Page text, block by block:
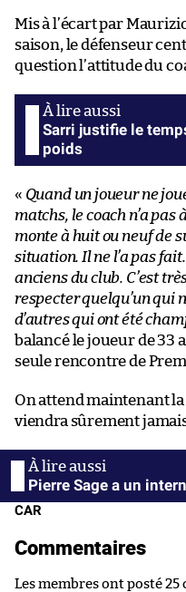
Mis à l’écart par
saison, le défenseur
question l’attitude du
Sarri justifie le
poids
« Quand un joueur ne
matchs, le coach n’a
monte à huit ou neuf de
situation. Il ne l’a pas
anciens du club. C’est
respecter quelqu’un qui
d’autres qui ont été
balancé le joueur de 33
seule rencontre de
On attend maintenant
viendra sûrement
Pierre Sage a un
CAR
Commentaires
Les membres ont posté